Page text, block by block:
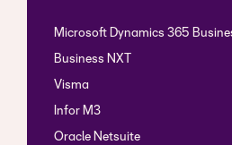
Microsoft Dynamics 365
Business NXT
Visma
Infor M3
Oracle Netsuite